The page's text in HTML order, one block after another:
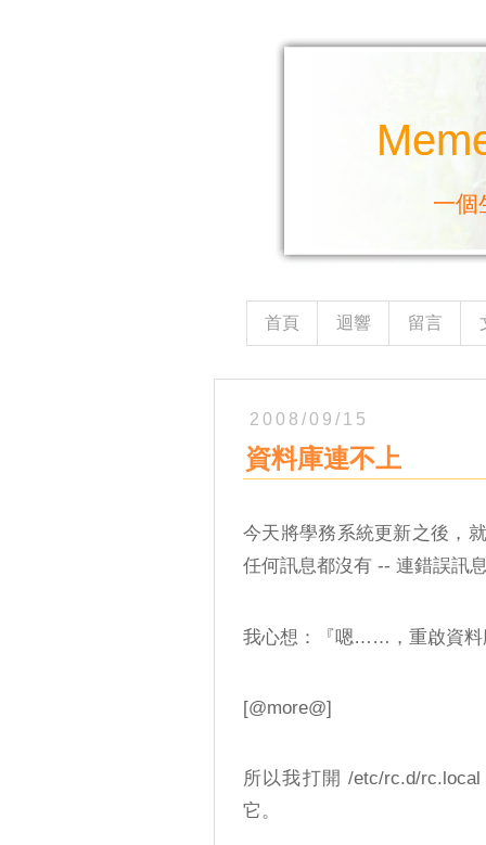
一個
首頁 迴響 留言
2008/09/15
資料庫連不上
今天將學務系統更新之後，
任何訊息都沒有 -- 連錯誤訊息
我心想：『嗯……，重啟資料
[@more@]
所以我打開 /etc/rc.d/
它。